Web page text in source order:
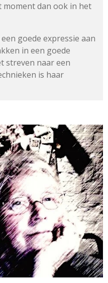
moment dan ook in het
goede expressie aan
in een goede
streven naar een
is haar